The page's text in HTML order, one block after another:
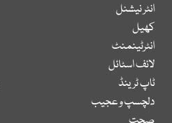
انٹر نیشنل
کھیل
انٹرٹینمنٹ
لائف اسٹائل
ٹاپ ٹرینڈ
دلچسپ و عجیب